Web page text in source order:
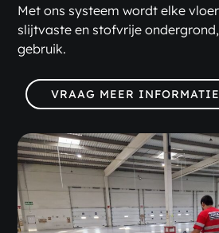
Met ons systeem wordt elke
slijtvaste en stofvrije
gebruik.
VRAAG MEER